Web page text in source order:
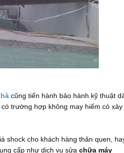
cũng tiến hành bảo hành kỹ thuật
trường hợp không may hiếm có xảy
shock cho khách hàng thân quen,
cấp như dịch vụ sửa chữa máy